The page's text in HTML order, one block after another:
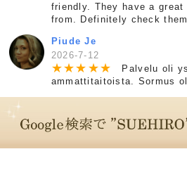
friendly. They have a
from. Definitely check
Piude Je
2026-7-12
★★★ ★★
Palvelu oli
ammattitaitoista. Sormus